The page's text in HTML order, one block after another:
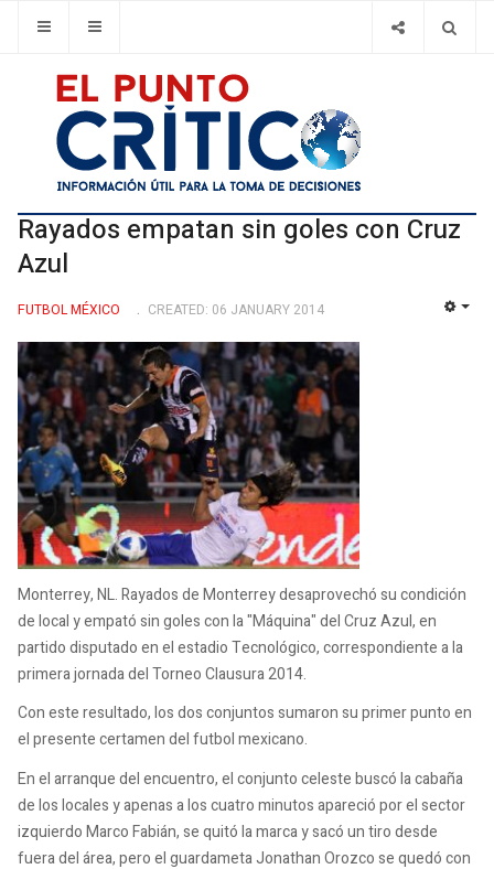
Rayados empatan sin goles con Cruz
Azul
FUTBOL MÉXICO CREATED: 06 JANUARY 2014
Monterrey, NL. Rayados de Monterrey desaprovechó su condición
de local y empató sin goles con la "Máquina" del Cruz Azul, en
partido disputado en el estadio Tecnológico, correspondiente a la
primera jornada del Torneo Clausura 2014.
Con este resultado, los dos conjuntos sumaron su primer punto en
el presente certamen del futbol mexicano.
En el arranque del encuentro, el conjunto celeste buscó la cabaña
de los locales y apenas a los cuatro minutos apareció por el sector
izquierdo Marco Fabián, se quitó la marca y sacó un tiro desde
fuera del área, pero el guardameta Jonathan Orozco se quedó con